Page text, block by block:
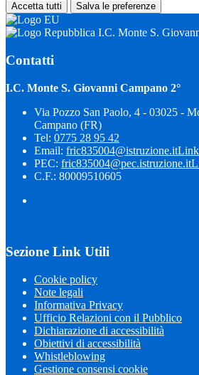
Accetta tutti Salva le preferenze
I.C. Monte S.
Contatti
I.C. Monte S. Giovanni Campano 2°
Via Pozzo San Paolo, 4 - 03025 -
Campano (FR)
Tel: 0775 28 95 42
Email: fric835004@istruzione.itLink
PEC: fric835004@pec.istruzione.it
C.F.: 80009510605
Sezione Link Utili
Cookie policy
Note legali
Informativa Privacy
Ufficio Relazioni con il Pubblico
Dichiarazione di accessibilità
Obiettivi di accessibilità
Whistleblowing
Gestione consensi cookie